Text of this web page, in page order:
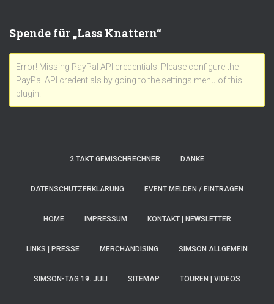
Spende für „Lass Knattern“
Error! Missing PayPal API credentials. Please configure the
PayPal API credentials by going to the settings menu of this
plugin.
2 TAKT GEMISCHRECHNER DANKE
DATENSCHUTZERKLÄRUNG EVENT MELDEN / EINTRAGEN
HOME IMPRESSUM KONTAKT | NEWSLETTER
LINKS | PRESSE MERCHANDISING SIMSON ALLGEMEIN
SIMSON-TAG 19. JULI SITEMAP TOUREN | VIDEOS